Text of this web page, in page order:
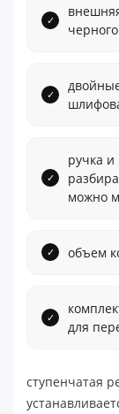
ручка
можно
объем
для
ступенчатая